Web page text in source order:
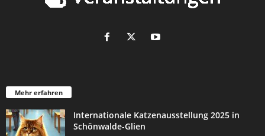
Mehr erfahren
Internationale Katzenausstellung 2025 in
Schönwalde-Glien